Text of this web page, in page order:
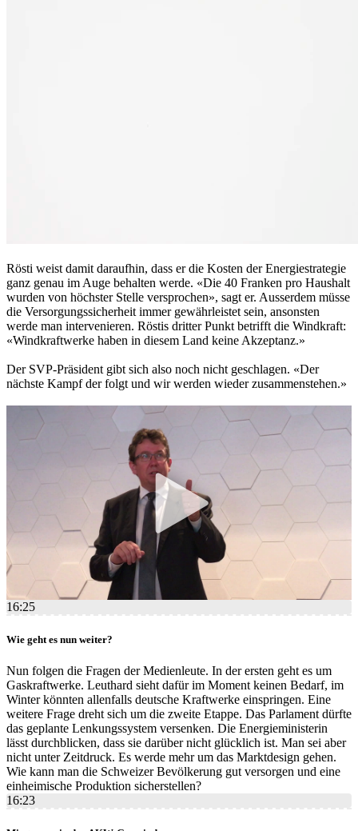
Rösti weist damit daraufhin, dass er die Kosten der Energiestrategie
ganz genau im Auge behalten werde. «Die 40 Franken pro Haushalt
wurden von höchster Stelle versprochen», sagt er. Ausserdem müsse
die Versorgungssicherheit immer gewährleistet sein, ansonsten
werde man intervenieren. Röstis dritter Punkt betrifft die Windkraft:
«Windkraftwerke haben in diesem Land keine Akzeptanz.»
Der SVP-Präsident gibt sich also noch nicht geschlagen. «Der
nächste Kampf der folgt und wir werden wieder zusammenstehen.»
16:25
Wie geht es nun weiter?
Nun folgen die Fragen der Medienleute. In der ersten geht es um
Gaskraftwerke. Leuthard sieht dafür im Moment keinen Bedarf, im
Winter könnten allenfalls deutsche Kraftwerke einspringen. Eine
weitere Frage dreht sich um die zweite Etappe. Das Parlament dürfte
das geplante Lenkungssystem versenken. Die Energieministerin
lässt durchblicken, dass sie darüber nicht glücklich ist. Man sei aber
nicht unter Zeitdruck. Es werde mehr um das Marktdesign gehen.
Wie kann man die Schweizer Bevölkerung gut versorgen und eine
einheimische Produktion sicherstellen?
16:23